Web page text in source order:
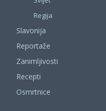
Regija
Slavonija
Reportaže
Zanimljivosti
Recepti
Osmrtnice